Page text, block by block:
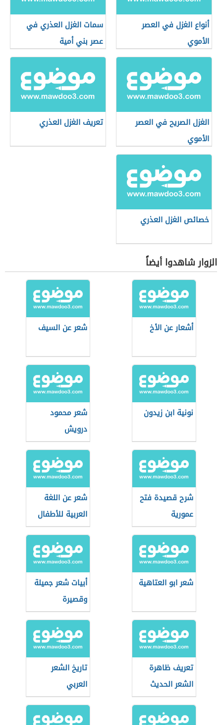
أنواع الغزل في العصر
الأموي
سمات الغزل العذري في
عصر بني أمية
الغزل الصريح في العصر
الأموي
تعريف الغزل العذري
خصائص الغزل العذري
الزوار شاهدوا أيضاً
أشعار عن الأخ شعر عن السيف
نونية ابن زيدون
شعر محمود
درويش
شرح قصيدة فتح
عمورية
شعر عن اللغة
العربية للأطفال
شعر ابو العتاهية
أبيات شعر جميلة
وقصيرة
تعريف ظاهرة
الشعر الحديث
تاريخ الشعر
العربي